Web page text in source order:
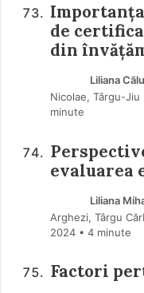
de
din
Liliana
Nicolae, Târgu-Jiu
minute
evaluarea
Liliana
Arghezi, Târgu
2024 • 4 minute
Factori